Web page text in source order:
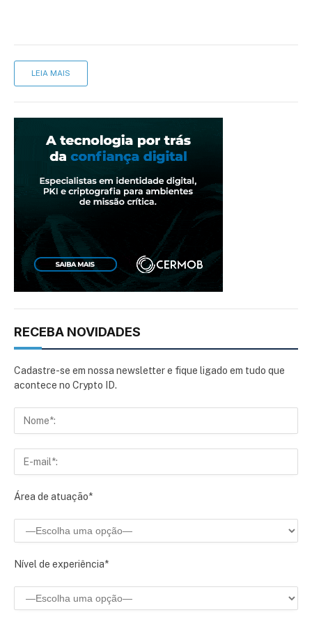
LEIA MAIS
RECEBA NOVIDADES
Cadastre-se em nossa newsletter e fique ligado em tudo que
acontece no Crypto ID.
Área de atuação*
Nível de experiência*